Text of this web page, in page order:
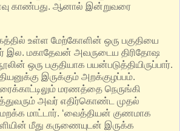
காண்பது. ஆனால் இன்றுவரை
உள்ள மேற்கோளின் ஒரு பகுதியை
இல. மகாதேவன் அவருடைய திரிதோஷ
ஒரு பகுதியாக பயன்படுத்தியிருப்பார்.
இருக்கும் அறக்குழப்பம்.
மரணத்தை நெருங்கி
அவர் எதிர்கொண்ட முதல்
மாட்டார். ‘வைத்தியன் குணமாக
மீது கருணையுடன் இருக்க